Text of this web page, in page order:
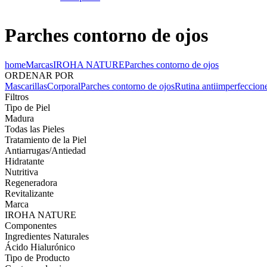
Parches contorno de ojos
homeMarcasIROHA NATUREParches contorno de ojos
ORDENAR POR
MascarillasCorporalParches contorno de ojosRutina
Filtros
Tipo de Piel
Madura
Todas las Pieles
Tratamiento de la Piel
Antiarrugas/Antiedad
Hidratante
Nutritiva
Regeneradora
Revitalizante
Marca
IROHA NATURE
Componentes
Ingredientes Naturales
Ácido Hialurónico
Tipo de Producto